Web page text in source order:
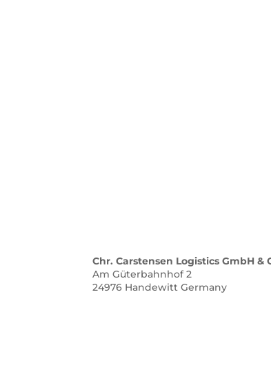
Chr. Carstensen Logistics GmbH &
Am Güterbahnhof 2
24976 HandewittGermany